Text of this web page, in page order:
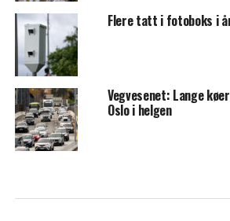
Flere tatt i fotoboks i
Vegvesenet: Lange
Oslo i helgen